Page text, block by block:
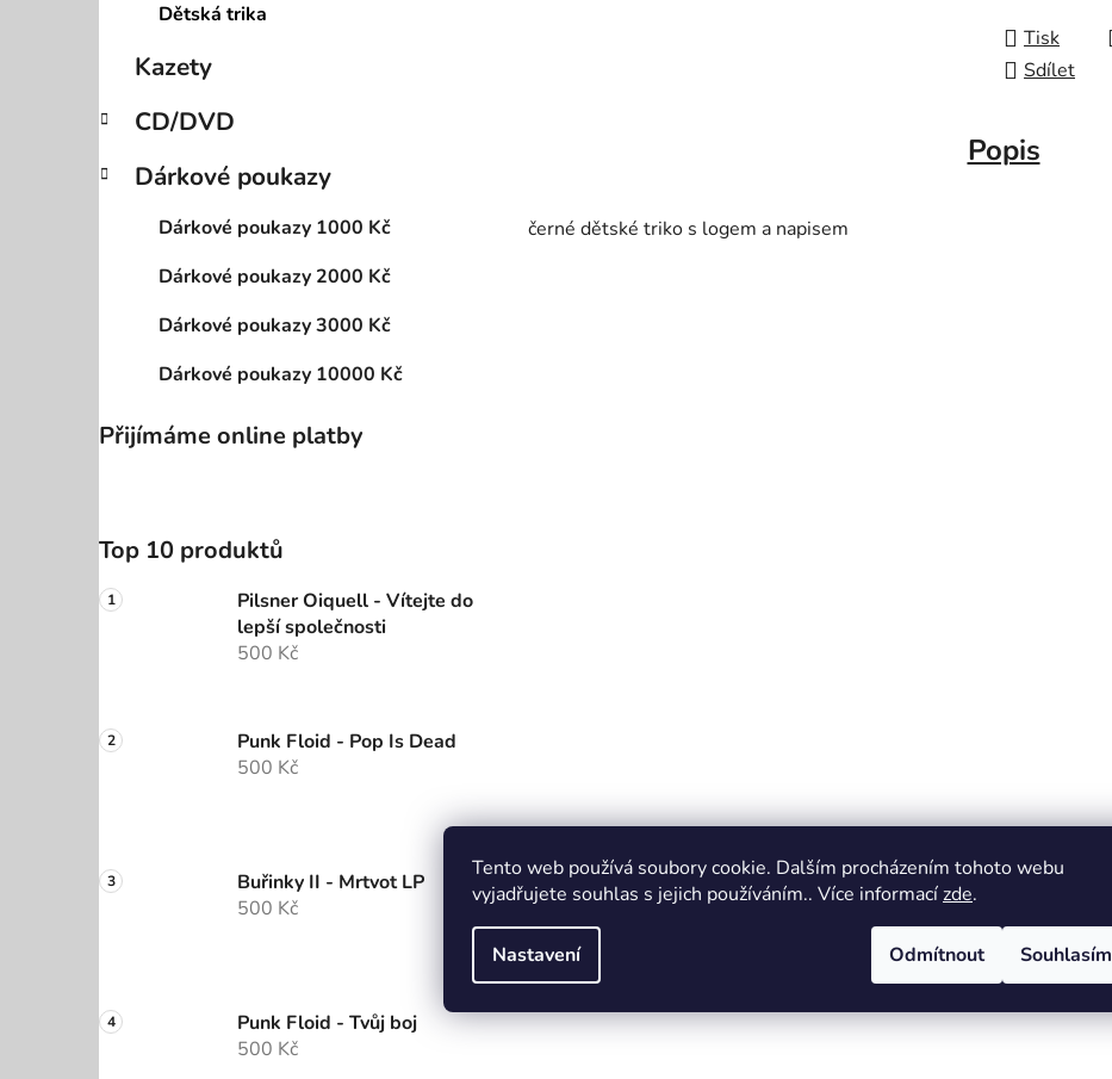
Tento web používá soubory cookie. Dalším procházením tohoto webu
vyjadřujete souhlas s jejich používáním.. Více informacízde.
Nastavení Odmítnout Souhlasím
Dětská trika
Kazety
CD/DVD
Dárkové poukazy
Dárkové poukazy 1000 Kč
Dárkové poukazy 2000 Kč
Dárkové poukazy 3000 Kč
Dárkové poukazy 10000 Kč
Přijímáme online platby
Top 10 produktů
Pilsner Oiquell - Vítejte do
lepší společnosti
500 Kč
Punk Floid - Pop Is Dead
500 Kč
Buřinky II - Mrtvot LP
500 Kč
Punk Floid - Tvůj boj
500 Kč
Tisk
Sdílet
Popis
černé dětské triko s logem a napisem